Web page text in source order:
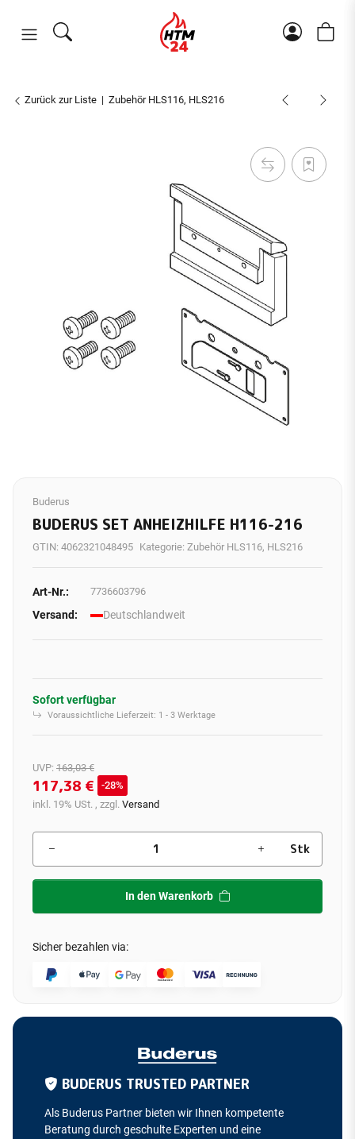
Zurück zur Liste Zubehör HLS116, HLS216
Buderus
BUDERUS SET ANHEIZHILFE H116-216
GTIN: 4062321048495 Kategorie: Zubehör HLS116, HLS216
Art-Nr.: 7736603796
Versand: Deutschlandweit
Sofort verfügbar
Voraussichtliche Lieferzeit: 1 - 3 Werktage
UVP: 163,03 €
117,38 €
28%
inkl. 19% USt. , zzgl. Versand
Stk
In den Warenkorb
Sicher bezahlen via:
BUDERUS TRUSTED PARTNER
Als Buderus Partner bieten wir Ihnen kompetente
Beratung durch geschulte Experten und eine